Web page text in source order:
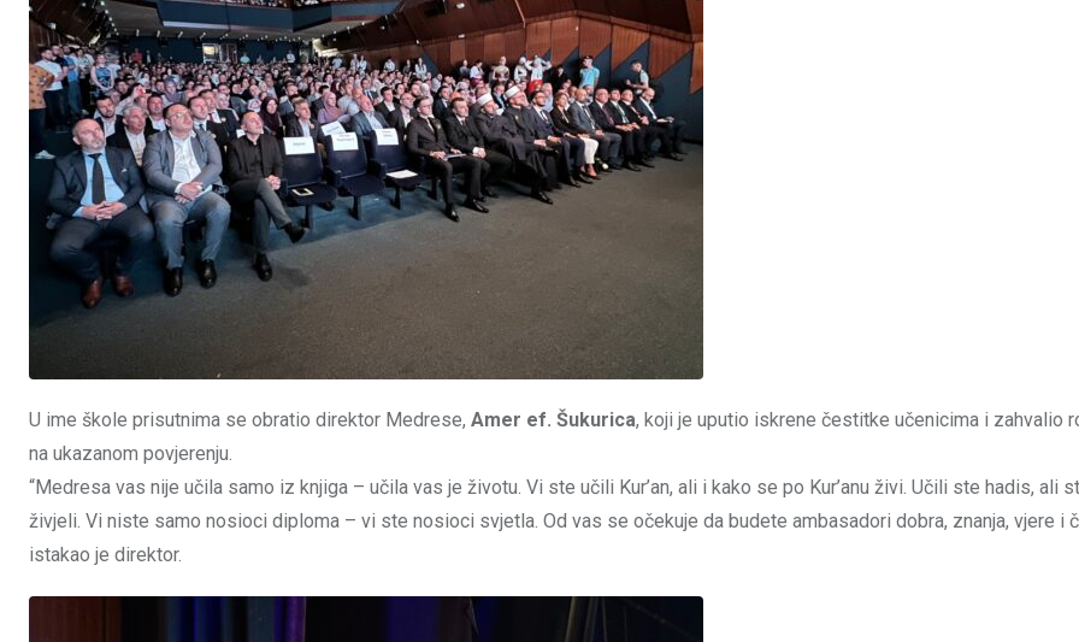
U ime škole prisutnima se obratio direktor Medrese, Amer ef. Šukurica, koji je uputio iskrene čestitke učenicima i zahvalio
na ukazanom povjerenju.
“Medresa vas nije učila samo iz knjiga – učila vas je životu. Vi ste učili Kur’an, ali i kako se po Kur’anu živi. Učili ste hadis, ali
živjeli. Vi niste samo nosioci diploma – vi ste nosioci svjetla. Od vas se očekuje da budete ambasadori dobra, znanja, vjere i
istakao je direktor.